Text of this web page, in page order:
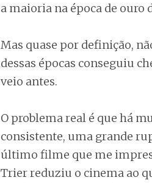
a maioria na época de ouro
Mas quase por definição,
dessas épocas conseguiu
veio antes.
O problema real é que há
consistente, uma grande
último filme que me
Trier reduziu o cinema ao